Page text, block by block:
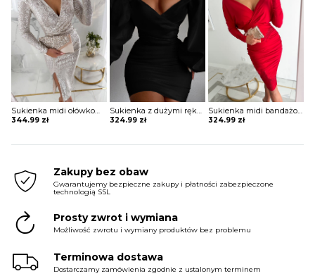
Sukienka midi ołówkowa z kopertowym dekoltem Ayano
344.99 zł
Sukienka z dużymi rękawami Helky
324.99 zł
Sukienka midi bandażowa Belina
324.99 zł
Zakupy bez obaw
Gwarantujemy bezpieczne zakupy i płatności zabezpieczone
technologią SSL
Prosty zwrot i wymiana
Możliwość zwrotu i wymiany produktów bez problemu
Terminowa dostawa
Dostarczamy zamówienia zgodnie z ustalonym terminem